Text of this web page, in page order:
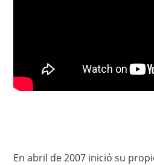
En abril de 2007 inició su